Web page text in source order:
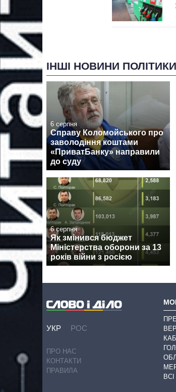
ІНШІ НОВИНИ ПОЛІТИКИ
6 серпня
Справу Коломойського про
заволодіння коштами
«ПриватБанку» направили
до суду
6 серпня
Як змінився бюджет
Міністерства оборони за 13
років війни з росією
УКР РОС
ПРО НАС
КОНТАКТИ
ПРАВИЛА